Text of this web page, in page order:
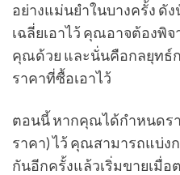
อย่างแม่นยำในบางครั้ง
เฉลี่ยเอาไว้ คุณอาจต้องพิ
คุณด้วย และนั่นคือกลยุทธ์
ราคาที่ซื้อเอาไว้
ตอนนี้ หากคุณได้กำหนดร
ราคา) ไว้ คุณสามารถแบ่ง
กันอีกครั้งแล้วเริ่มขายเมื่